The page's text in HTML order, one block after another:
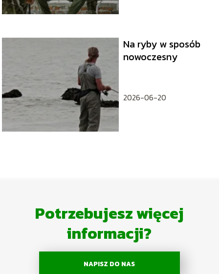
Na ryby w sposób
nowoczesny
2026-06-20
Potrzebujesz więcej
informacji?
NAPISZ DO NAS